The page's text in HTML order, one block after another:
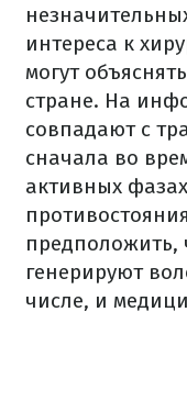
интереса к
могут
стране. На
совпадают с
сначала во
активных
предположить,
генерируют
числе, и